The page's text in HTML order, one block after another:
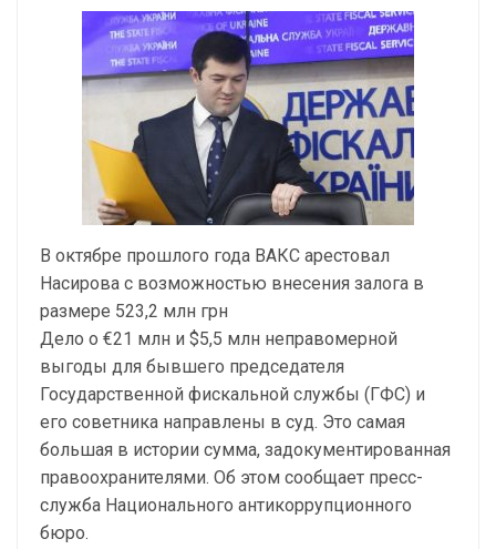
В октябре прошлого года ВАКС арестовал
Насирова с возможностью внесения залога в
размере 523,2 млн грн
Дело о €21 млн и $5,5 млн неправомерной
выгоды для бывшего председателя
Государственной фискальной службы (ГФС) и
его советника направлены в суд. Это самая
большая в истории сумма, задокументированная
правоохранителями. Об этом сообщает пресс-
служба Национального антикоррупционного
бюро.